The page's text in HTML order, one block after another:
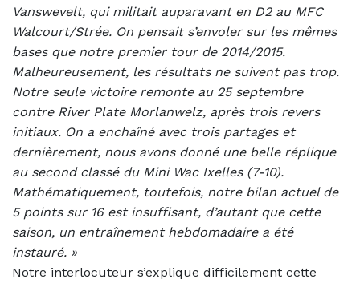
Vanswevelt, qui militait auparavant en D2 au MFC
Walcourt/Strée. On pensait s’envoler sur les mêmes
bases que notre premier tour de 2014/2015.
Malheureusement, les résultats ne suivent pas trop.
Notre seule victoire remonte au 25 septembre
contre River Plate Morlanwelz, après trois revers
initiaux. On a enchaîné avec trois partages et
dernièrement, nous avons donné une belle réplique
au second classé du Mini Wac Ixelles (7-10).
Mathématiquement, toutefois, notre bilan actuel de
5 points sur 16 est insuffisant, d’autant que cette
saison, un entraînement hebdomadaire a été
instauré. »
Notre interlocuteur s’explique difficilement cette